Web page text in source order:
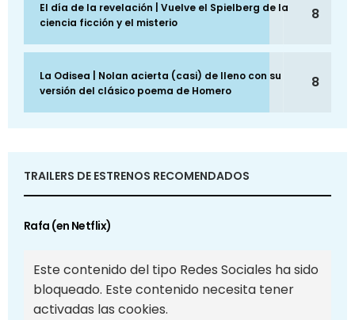
El día de la revelación | Vuelve el Spielberg de la
ciencia ficción y el misterio
8
La Odisea | Nolan acierta (casi) de lleno con su
versión del clásico poema de Homero
8
TRAILERS DE ESTRENOS RECOMENDADOS
Rafa (en Netflix)
Este contenido del tipo Redes Sociales ha sido
bloqueado. Este contenido necesita tener
activadas las cookies.